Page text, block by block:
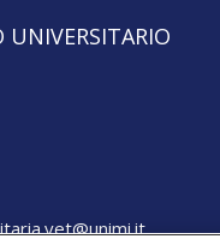
UNIVERSITARIO